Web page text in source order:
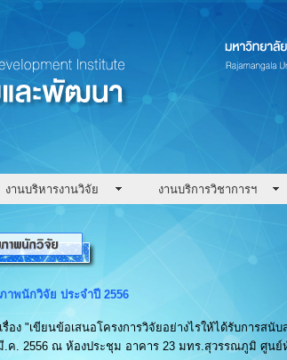
งานบริหารงานวิจัย งานบริการวิชาการฯ
พนักวิจัย ประจำปี 2556
รื่อง "เขียนข้อเสนอโครงการวิจัยอย่างไรให้ได้รับการสนั
. 2556 ณ ห้องประชุม อาคาร 23 มทร.สุวรรณภูมิ ศูนย์